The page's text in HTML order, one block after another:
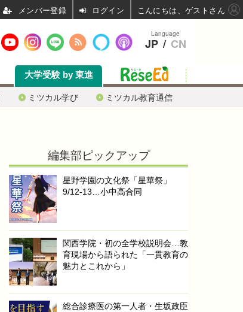
ミツカル学び ミツカル教育通信
大学受験 by 東進
編集部ピックアップ
星野学園の文化祭「星華祭」
9/12-13…小中高合同
関西学院・初の全学校説明会…教
育現場から語られた「一貫教育の
魅力とこれから」
総合診療医の第一人者・生坂政臣
Language
JP / CN
ログイン こんにちは、ゲストさん